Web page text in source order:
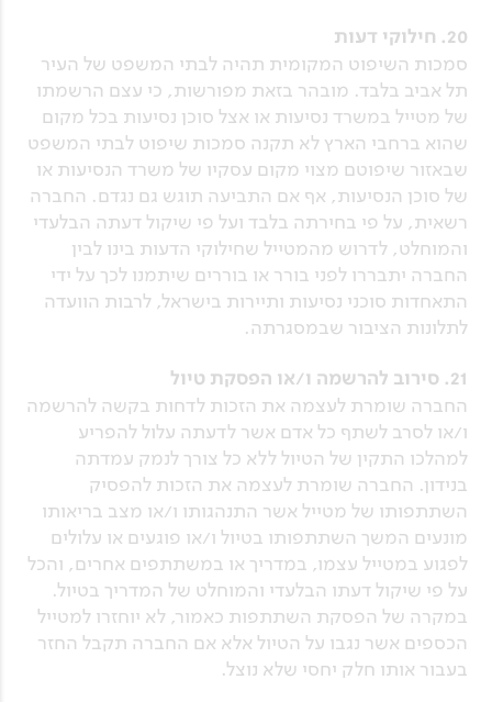
20. חילוקי דעות
סמכות השיפוט המקומית תהיה לבתי המשפט של העיר
תל אביב בלבד. מובהר בזאת מפורשות, כי עצם הרשמתו
של מטייל במשרד נסיעות או אצל סוכן נסיעות בכל מקום
שהוא ברחבי הארץ לא תקנה סמכות שיפוט לבתי המשפט
שבאזור שיפוטם מצוי מקום עסקיו של משרד הנסיעות או
של סוכן הנסיעות, אף אם התביעה תוגש גם נגדם. החברה
רשאית, על פי בחירתה בלבד ועל פי שיקול דעתה הבלעדי
והמוחלט, לדרוש מהמטייל שחילוקי הדעות בינו לבין
החברה יתבררו לפני בורר או בוררים שיתמנו לכך על ידי
התאחדות סוכני נסיעות ותיירות בישראל, לרבות הוועדה
לתלונות הציבור שבמסגרתה.
21. סירוב להרשמה ו/או הפסקת טיול
החברה שומרת לעצמה את הזכות לדחות בקשה להרשמה
ו/או לסרב לשתף כל אדם אשר לדעתה עלול להפריע
למהלכו התקין של הטיול ללא כל צורך לנמק עמדתה
בנידון. החברה שומרת לעצמה את הזכות להפסיק
השתתפותו של מטייל אשר התנהגותו ו/או מצב בריאותו
מונעים המשך השתתפותו בטיול ו/או פוגעים או עלולים
לפגוע במטייל עצמו, במדריך או במשתתפים אחרים, והכל
על פי שיקול דעתו הבלעדי והמוחלט של המדריך בטיול.
במקרה של הפסקת השתתפות כאמור, לא יוחזרו למטייל
הכספים אשר נגבו על הטיול אלא אם החברה תקבל החזר
בעבור אותו חלק יחסי שלא נוצל.